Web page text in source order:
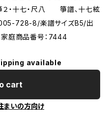
２・十七・尺八 箏譜、十七絃
728-8/楽譜サイズB5/出
庭商品番号：7444
available
cart
まいの方向け